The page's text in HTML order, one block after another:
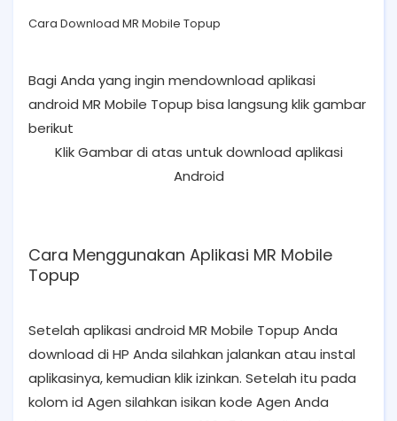
Cara Download MR Mobile Topup
Bagi Anda yang ingin mendownload aplikasi
android MR Mobile Topup bisa langsung klik gambar
berikut
Klik Gambar di atas untuk download aplikasi
Android
Cara Menggunakan Aplikasi MR Mobile
Topup
Setelah aplikasi android MR Mobile Topup Anda
download di HP Anda silahkan jalankan atau instal
aplikasinya, kemudian klik izinkan. Setelah itu pada
kolom id Agen silahkan isikan kode Agen Anda